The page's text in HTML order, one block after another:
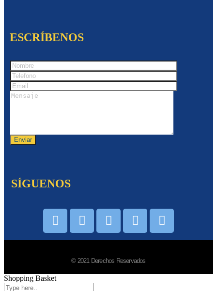
ESCRÍBENOS
SÍGUENOS
© 2021 Derechos Reservados
Shopping Basket